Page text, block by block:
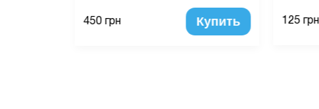
450 грн Купить 125 грн